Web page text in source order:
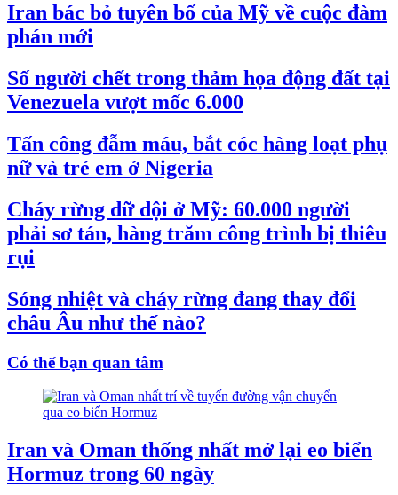
Iran bác bỏ tuyên bố của Mỹ về cuộc đàm
phán mới
Số người chết trong thảm họa động đất tại
Venezuela vượt mốc 6.000
Tấn công đẫm máu, bắt cóc hàng loạt phụ
nữ và trẻ em ở Nigeria
Cháy rừng dữ dội ở Mỹ: 60.000 người
phải sơ tán, hàng trăm công trình bị thiêu
rụi
Sóng nhiệt và cháy rừng đang thay đổi
châu Âu như thế nào?
Có thể bạn quan tâm
Iran và Oman thống nhất mở lại eo biển
Hormuz trong 60 ngày